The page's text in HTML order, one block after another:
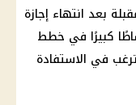
بعد انتهاء إجازة
كبيرًا في خطط
في الاستفادة